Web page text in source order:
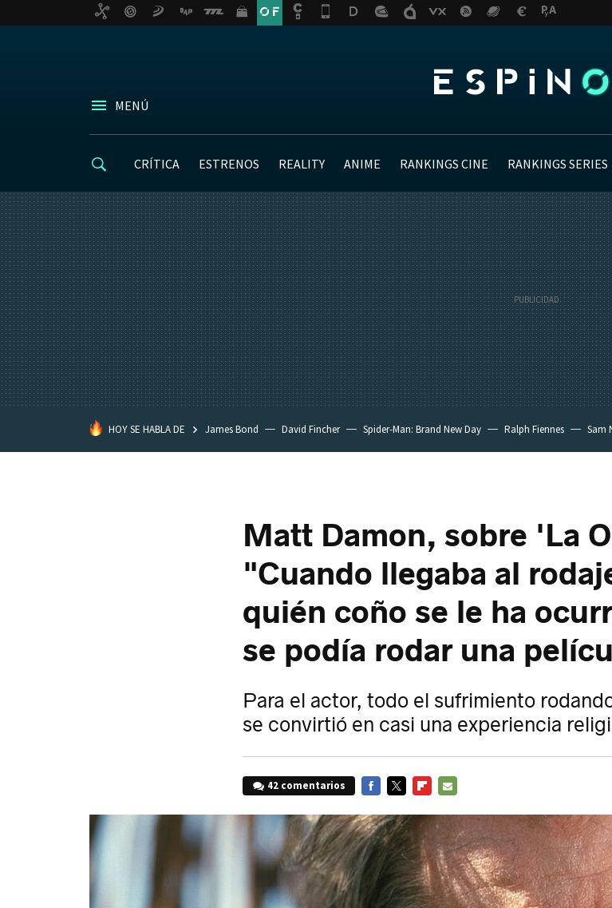
MENÚ
CRÍTICA ESTRENOS REALITY ANIME RANKINGS CINE RANKINGS SERIES
HOY SE HABLA DE James Bond David Fincher Spider-Man: Brand New Day Ralph Fiennes Sam
Matt Damon, sobre 'La
"Cuando llegaba al
quién coño se le ha
se podía rodar una
Para el actor, todo el sufrimiento
se convirtió en casi una experiencia
42 comentarios
MAIL